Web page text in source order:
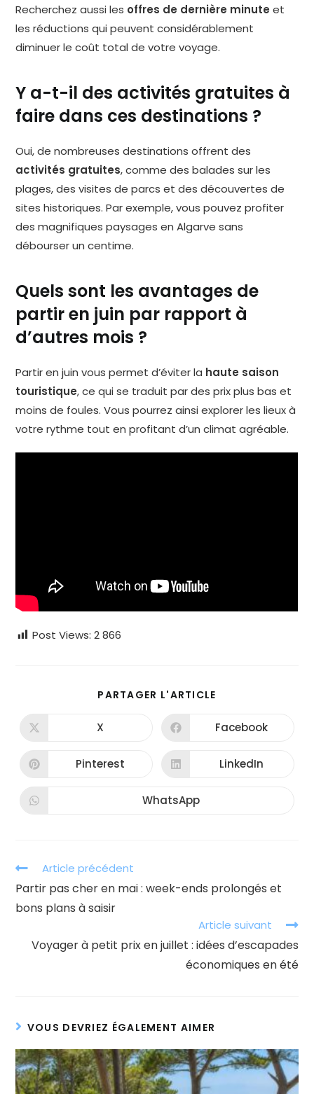
Recherchez aussi les offres de dernière minute et
les réductions qui peuvent considérablement
diminuer le coût total de votre voyage.
Y a-t-il des activités gratuites à
faire dans ces destinations ?
Oui, de nombreuses destinations offrent des
activités gratuites, comme des balades sur les
plages, des visites de parcs et des découvertes de
sites historiques. Par exemple, vous pouvez profiter
des magnifiques paysages en Algarve sans
débourser un centime.
Quels sont les avantages de
partir en juin par rapport à
d’autres mois ?
Partir en juin vous permet d’éviter la haute saison
touristique, ce qui se traduit par des prix plus bas et
moins de foules. Vous pourrez ainsi explorer les lieux à
votre rythme tout en profitant d’un climat agréable.
Post Views: 2 866
PARTAGER L'ARTICLE
CONTENU
Ouvrir
autre
fenêtre
X Ouvrir
autre
fenêtre
Facebook
Ouvrir
Pinterest Ouvrir
LinkedIn
Ouvrir
WhatsApp
Read
articles
Article précédent
Partir pas cher en mai : week-ends prolongés et
bons plans à saisir
Article suivant
Voyager à petit prix en juillet : idées d’escapades
économiques en été
VOUS DEVRIEZ ÉGALEMENT AIMER